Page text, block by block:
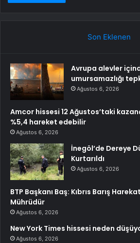
Son Eklenen
Avrupa alevler
umursamazlığı
Ağustos 6, 2026
Amcor hissesi 12 Ağustos’taki
%5,4 hareket edebilir
Ağustos 6, 2026
İnegöl’de Dereye
Kurtarıldı
Ağustos 6, 2026
BTP Başkanı Baş: Kıbrıs Barış
Mührüdür
Ağustos 6, 2026
New York Times hissesi neden
Ağustos 6, 2026